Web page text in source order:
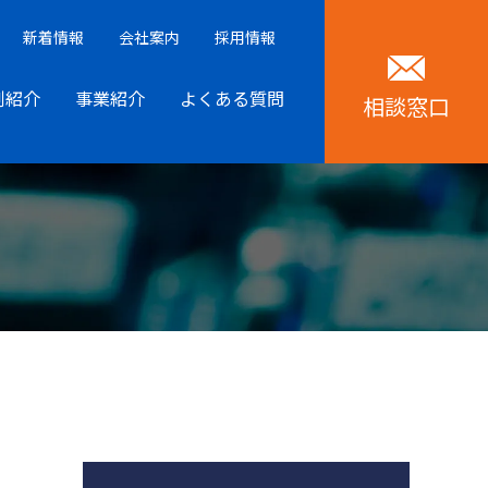
新着情報 会社案内 採用情報
介 事業紹介 よくある質問 相談窓口